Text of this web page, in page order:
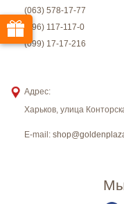
(063) 578-17-77
(096) 117-117-0
(099) 17-17-216
Адрес:
Харьков, улица
E-mail:
Мы